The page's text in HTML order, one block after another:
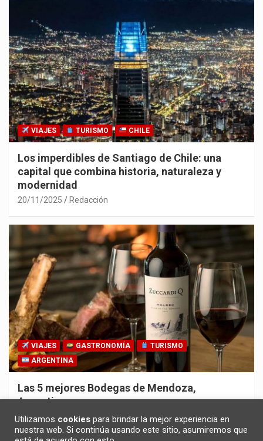
VIAJES TURISMO CHILE
Los imperdibles de Santiago de Chile: una
capital que combina historia, naturaleza y
modernidad
20/11/2025 Redacción
VIAJES GASTRONOMÍA
TURISMO
ARGENTINA
Las 5 mejores Bodegas de Mendoza,
Argentina
30/10/2025 Redacción
Utilizamos cookies para brindar la mejor experiencia en
nuestra web. Si continúa usando este sitio, asumiremos que